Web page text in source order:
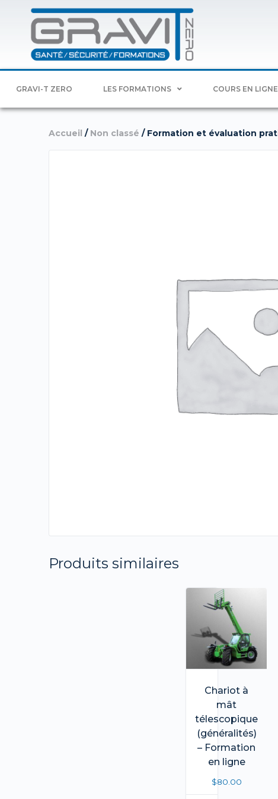
GRAVI-T ZERO LES FORMATIONS COURS EN LIGNE
Accueil / Non classé / Formation et évaluation
Produits similaires
Chariot à
mât
télescopique
(généralités)
– Formation
en ligne
$80.00